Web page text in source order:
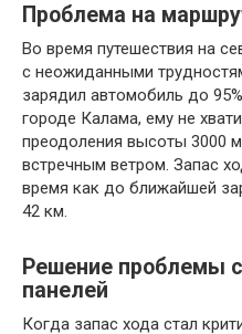
Проблема на
Во время путешествия на
с неожиданными
зарядил автомобиль до
городе Калама, ему не
преодоления высоты 3000
встречным ветром. Запас
время как до ближайшей
42 км.
Решение проблемы
панелей
Когда запас хода стал